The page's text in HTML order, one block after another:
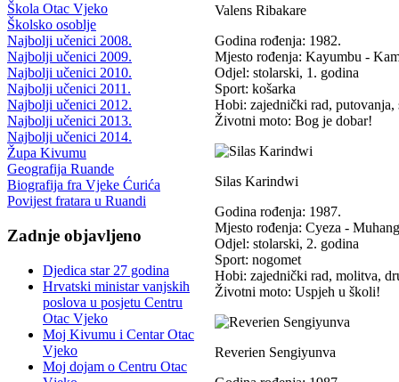
Škola Otac Vjeko
Školsko osoblje
Najbolji učenici 2008.
Najbolji učenici 2009.
Najbolji učenici 2010.
Najbolji učenici 2011.
Najbolji učenici 2012.
Najbolji učenici 2013.
Najbolji učenici 2014.
Župa Kivumu
Geografija Ruande
Biografija fra Vjeke Ćurića
Povijest fratara u Ruandi
Zadnje objavljeno
Djedica star 27 godina
Hrvatski ministar vanjskih
poslova u posjetu Centru
Otac Vjeko
Moj Kivumu i Centar Otac
Vjeko
Moj dojam o Centru Otac
Valens Ribakare
Godina rođenja: 1982.
Mjesto rođenja: Kayumbu -
Odjel: stolarski, 1. godina
Sport: košarka
Hobi: zajednički rad, putovanja,
Životni moto: Bog je dobar!
Silas Karindwi
Godina rođenja: 1987.
Mjesto rođenja: Cyeza -
Odjel: stolarski, 2. godina
Sport: nogomet
Hobi: zajednički rad, molitva,
Životni moto: Uspjeh u školi!
Reverien Sengiyunva